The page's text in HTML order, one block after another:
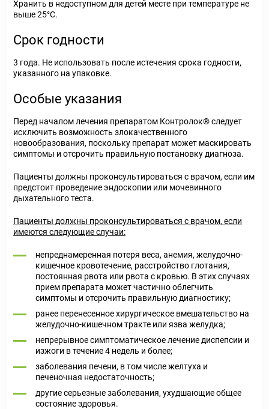
Хранить в недоступном для детей месте при температуре не
выше 25°С.
Срок годности
3 года. Не использовать после истечения срока годности,
указанного на упаковке.
Особые указания
Перед началом лечения препаратом Контролок® следует
исключить возможность злокачественного
новообразования, поскольку препарат может маскировать
симптомы и отсрочить правильную постановку диагноза.
Пациенты должны проконсультироваться с врачом, если им
предстоит проведение эндоскопии или мочевинного
дыхательного теста.
Пациенты должны проконсультироваться с врачом, если
имеются следующие случаи:
непреднамеренная потеря веса, анемия, желудочно-
кишечное кровотечение, расстройство глотания,
постоянная рвота или рвота с кровью. В этих случаях
прием препарата может частично облегчить
симптомы и отсрочить правильную диагностику;
ранее перенесенное хирургическое вмешательство на
желудочно-кишечном тракте или язва желудка;
непрерывное симптоматическое лечение диспепсии и
изжоги в течение 4 недель и более;
заболевания печени, в том числе желтуха и
печеночная недостаточность;
другие серьезные заболевания, ухудшающие общее
состояние здоровья.